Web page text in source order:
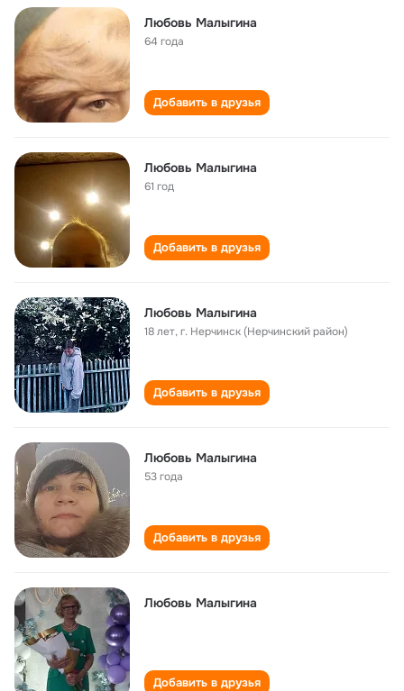
Любовь Малыгина
64 года
Добавить в друзья
Любовь Малыгина
61 год
Добавить в друзья
Любовь Малыгина
18 лет,г. Нерчинск (Нерчинский район)
Добавить в друзья
Любовь Малыгина
53 года
Добавить в друзья
Любовь Малыгина
Добавить в друзья